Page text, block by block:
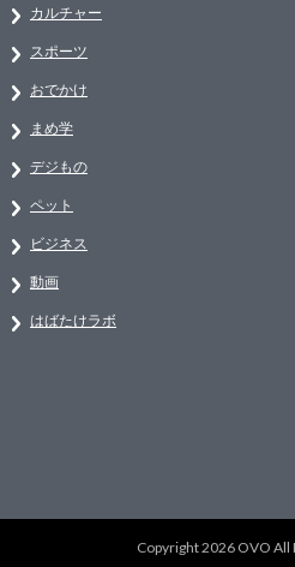
カルチャー
スポーツ
おでかけ
まめ学
デジもの
ペット
ビジネス
動画
はばたけラボ
Copyright 2026 OVO All